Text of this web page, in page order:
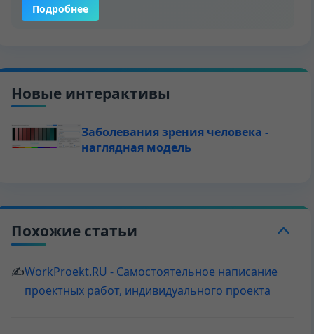
Подробнее
Новые интерактивы
Заболевания зрения человека -
наглядная модель
Похожие статьи
✍WorkProekt.RU - Самостоятельное написание
проектных работ, индивидуального проекта